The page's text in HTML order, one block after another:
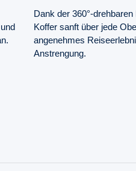
Dank der 360°-
Koffer sanft über jede
angenehmes
Anstrengung.